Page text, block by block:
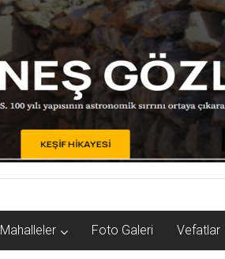
Mahalleler Foto Galeri Vefatlar